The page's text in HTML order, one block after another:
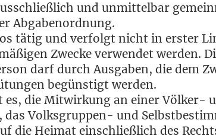
und unmit­tel­bar
Abgabenordnung.
tätig und ver­folgt nicht in ers­ter
Zwe­cke ver­wen­det wer­den.
darf durch Aus­ga­ben, die dem
begüns­tigt werden.
es, die Mit­wir­kung an einer
das Volks­grup­pen- und
die Hei­mat ein­schließ­lich des